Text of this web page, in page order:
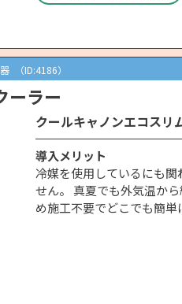
（ID:4186）
ーラー
クールキャノンエコスリ
導入メリット
冷媒を使用しているにも
せん。 真夏でも外気温か
め施工不要でどこでも簡単